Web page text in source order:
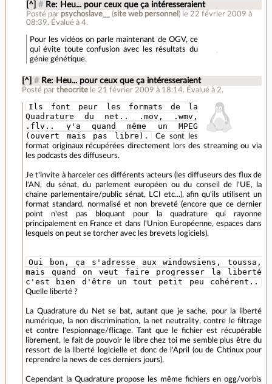
[^] # Re: Heu... pour ceux que ça intéresseraient
Posté par psychoslave__ (site web personnel ) le 22 février 2009 à
08:39. Évalué à 4.
Pour les vidéos on parle maintenant de OGV, ce
qui évite toute confusion avec les résultats du
génie génétique.
[^] # Re: Heu... pour ceux que ça intéresseraient
Posté partheocrite le 21 février 2009 à 18:14. Évalué à 2.
Ils font peur les formats de la
Quadrature du net.. .mov, .wmv,
.flv.. y'a quand même un MPEG
(ouvert mais pas libre).
Ce sont les
format originaux récupérées directement lors des streaming ou via
les podcasts des diffuseurs.
Je t'invite à harceler ces différents acteurs (les diffuseurs des flux de
l'AN, du sénat, du parlement européen ou du conseil de l'UE, la
chaine parlementaire/public sénat, LCI etc...), afin qu'ils utilisent un
format standard, normalisé et non breveté (encore que ce dernier
point n'est pas bloquant pour la quadrature qui rayonne
principalement en France et dans l'Union Européenne, espaces dans
lesquels on peut se torcher avec les brevets logiciels).
Oui bon, ça s'adresse aux windowsiens, toussa,
mais quand on veut faire progresser la liberté
c'est bien d'être un tout petit peu cohérent..
Quelle liberté ?
La Quadrature du Net se bat, autant que je sache, pour la liberté
numérique, la non discrimination, la net neutrality, contre le filtrage
et contre l'espionnage/flicage. Tant que le fichier est récupérable
librement, le fait de pouvoir le libre chez toi me semble plus être du
ressort de la liberté logicielle et donc de l'April (ou de Chtinux pour
reprendre la news de ces derniers jours).
Cependant la Quadrature propose les même fichiers en ogg/vorbis